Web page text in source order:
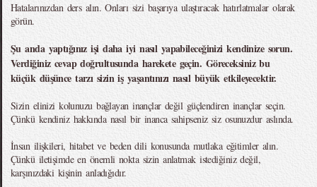
Hatalarınızdan ders alın. Onları sizi başarıya ulaştıracak hatırlatmalar olarak
görün.
Şu anda yaptığınız işi daha iyi nasıl yapabileceğinizi kendinize sorun.
Verdiğiniz cevap doğrultusunda harekete geçin. Göreceksiniz bu
küçük düşünce tarzı sizin iş yaşantınızı nasıl büyük etkileyecektir.
Sizin elinizi kolunuzu bağlayan inançlar değil güçlendiren inançlar seçin.
Çünkü kendiniz hakkında nasıl bir inanca sahipseniz siz osunuzdur aslında.
İnsan ilişkileri, hitabet ve beden dili konusunda mutlaka eğitimler alın.
Çünkü iletişimde en önemli nokta sizin anlatmak istediğiniz değil,
karşınızdaki kişinin anladığıdır.